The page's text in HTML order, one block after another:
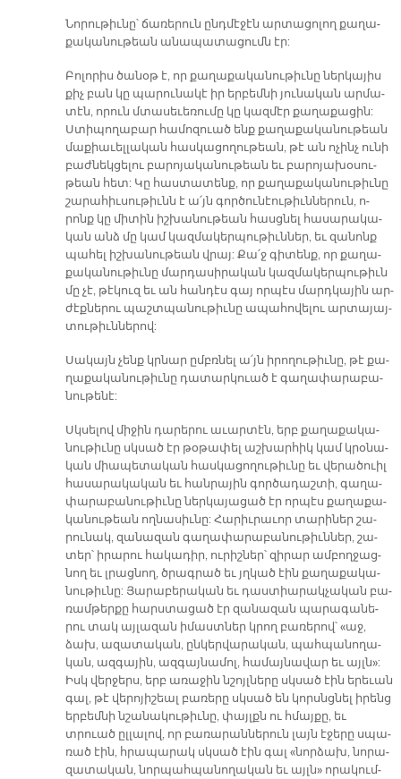
Նո­րու­թիւ­նը՝ ճա­ռե­րուն ընդ­մէ­ջէն ար­տա­ցո­լող քա­ղա­
քա­կա­նու­թեան ա­նա­պա­տա­ցումն էր:
Բո­լո­րիս ծա­նօթ է, որ քա­ղա­քա­կա­նու­թիւ­նը ներ­կա­յիս
քիչ բան կը պա­րու­նա­կէ իր եր­բեմ­նի յու­նա­կան ար­մա­
տէն, ո­րուն մտա­սե­ւեռու­մը կը կազ­մէր քա­ղա­քա­ցին:
Ստի­պո­ղա­բար հա­մո­զուած ենք քա­ղա­քա­կա­նու­թեան
մա­քիա­ւել­լա­կան հաս­կա­ցո­ղու­թեան, թէ ան ո­չինչ ու­նի
բաժ­նեկ­ցե­լու բա­րո­յա­կա­նու­թեան եւ բա­րո­յա­խօ­սու­
թեան հետ: Կը հաս­տա­տենք, որ քա­ղա­քա­կա­նու­թիւ­նը
շա­րա­հիւ­սու­թիւնն է ա՛յն գոր­ծու­նէու­թիւն­նե­րուն, ո­
րոնք կը մի­տին իշ­խա­նու­թեան հասց­նել հա­սա­րա­կա­
կան անձ մը կամ կազ­մա­կեր­պու­թիւն­ներ, եւ զա­նոնք
պա­հել իշ­խա­նու­թեան վրայ: Քա՛ջ գի­տենք, որ քա­ղա­
քա­կա­նու­թիւ­նը մար­դա­սի­րա­կան կազ­մա­կեր­պու­թիւն
մը չէ, թէ­կուզ եւ ան հան­դէս գայ որ­պէս մարդ­կա­յին ար­
ժէք­նե­րու պաշտ­պա­նու­թիւ­նը ա­պա­հո­վե­լու ար­տա­յայ­
տու­թիւն­նե­րով:
Սա­կայն չենք կրնար ըմբռ­նել ա՛յն ի­րո­ղու­թիւ­նը, թէ քա­
ղա­քա­կա­նու­թիւ­նը դա­տար­կուած է գա­ղա­փա­րա­բա­
նու­թե­նէ:
Սկսե­լով մի­ջին դա­րե­րու ա­ւար­տէն, երբ քա­ղա­քա­կա­
նու­թիւ­նը սկսած էր թօ­թա­փել աշ­խար­հիկ կամ կրօ­նա­
կան միա­պե­տա­կան հաս­կա­ցո­ղու­թիւ­նը եւ վե­րա­ծուիլ
հա­սա­րա­կա­կան եւ հան­րա­յին գոր­ծա­դաշ­տի, գա­ղա­
փա­րա­բա­նու­թիւ­նը ներ­կա­յա­ցած էր որ­պէս քա­ղա­քա­
կա­նու­թեան ող­նա­սիւ­նը: Հա­րիւ­րա­ւոր տա­րի­ներ շա­
րու­նակ, զա­նա­զան գա­ղա­փա­րա­բա­նու­թիւն­ներ, շա­
տեր՝ ի­րա­րու հա­կա­դիր, ու­րիշ­ներ՝ զի­րար ամ­բող­ջաց­
նող եւ լրաց­նող, ծրագ­րած եւ յղկած էին քա­ղա­քա­կա­
նու­թիւ­նը: Յա­րա­բե­րա­կան եւ դաս­տիա­րակ­չա­կան բա­
ռամ­թեր­քը հարս­տա­ցած էր զա­նա­զան պա­րա­գա­նե­
րու տակ այ­լա­զան ի­մաստ­ներ կրող բա­ռե­րով՝ «աջ,
ձախ, ա­զա­տա­կան, ըն­կեր­վա­րա­կան, պահ­պա­նո­ղա­
կան, ազ­գա­յին, ազ­գայ­նա­մոլ, հա­մայ­նա­վար եւ այլն»:
Իսկ վեր­ջերս, երբ ա­ռա­ջին նշոյլ­նե­րը սկսած էին ե­րե­ւան
գալ, թէ վե­րո­յի­շեալ բա­ռե­րը սկսած են կորսնց­նել ի­րենց
եր­բեմ­նի նշա­նա­կու­թիւ­նը, փայլքն ու հմայ­քը, եւ
տրուած ըլ­լա­լով, որ բա­ռա­րան­նե­րուն լայն է­ջե­րը սպա­
ռած էին, հրա­պա­րակ սկսած էին գալ «նոր­ձախ, նո­րա­
զա­տա­կան, նոր­պահ­պա­նո­ղա­կան եւ այլն» ո­րա­կում­